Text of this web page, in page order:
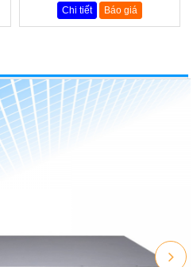
Chi tiết Báo giá